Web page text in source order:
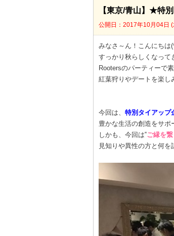
【東京/青山】★特
公開日：2017年10月04日 (
みなさ～ん！こんにちは
すっかり秋らしくなっ
Rootersのパーティーで
紅葉狩りやデートを楽し
今回は、 特別タイアップ
豊かな生活の創造をサポ
しかも、今回は‟ご縁を
見知りや異性の方と何を